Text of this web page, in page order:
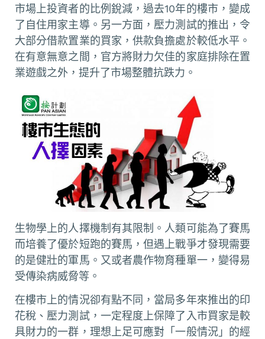
市場上投資者的比例銳減，過去10年的樓市，變成
了自住用家主導。另一方面，壓力測試的推出，令
大部分借款置業的買家，供款負擔處於較低水平。
在有意無意之間，官方將財力欠佳的家庭排除在置
業遊戲之外，提升了市場整體抗跌力。
生物學上的人擇機制有其限制。人類可能為了賽馬
而培養了優於短跑的賽馬，但遇上戰爭才發現需要
的是健壯的軍馬。又或者農作物育種單一，變得易
受傳染病威脅等。
在樓市上的情況卻有點不同，當局多年來推出的印
花稅、壓力測試，一定程度上保障了入市買家是較
具財力的一群，理想上足可應對「一般情況」的經